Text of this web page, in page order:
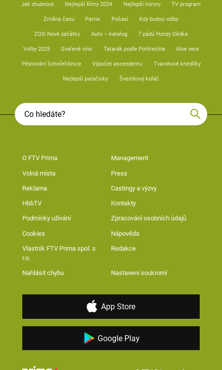
Jak zhubnout Nejlepší filmy 2024 Nejlepší horory TV program
Změna času Partie Počasí Kdy budou volby
ZOO Nové začátky Auto – katalog 7 pádů Honzy Dědka
Volby 2025 Svařené víno Tatarák podle Pohlreicha Aloe vera
Pěstování lichořeřišnice Výpočet ascendentu Tvarohové knedlíky
Nejlepší palačinky Švestkový koláč
O FTV Prima Management
Volná místa Press
Reklama Castingy a výzvy
HbbTV Kontakty
Podmínky užívání Zpracování osobních údajů
Cookies Nápověda
Vlastník FTV Prima spol. s
r.o.
Redakce
Nahlásit chybu Nastavení soukromí
App Store
Google Play